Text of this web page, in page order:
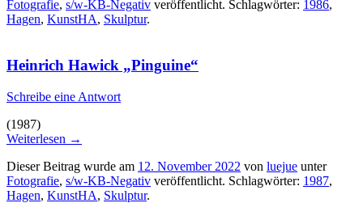
Fotografie, s/w-KB-Negativ veröffentlicht. Schlagwörter: 1986,
Hagen, KunstHA, Skulptur.
Heinrich Hawick „Pinguine“
Schreibe eine Antwort
(1987)
Weiterlesen →
Dieser Beitrag wurde am 12. November 2022 von luejue unter
Fotografie, s/w-KB-Negativ veröffentlicht. Schlagwörter: 1987,
Hagen, KunstHA, Skulptur.